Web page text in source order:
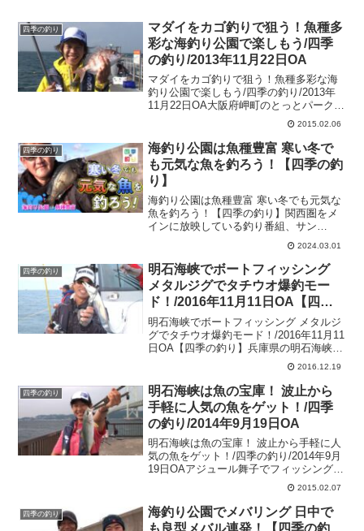
四季の釣り
マダイをカゴ釣りで狙う！魚種多
彩な海釣り公園で楽しもう/四季
の釣り/2013年11月22日OA
マダイをカゴ釣りで狙う！魚種多彩な海
釣り公園で楽しもう/四季の釣り/2013年
11月22日OA大阪府岬町のとっとパーク小
島でフィッシングマックス泉大津店の兵
頭昌彦さんがマダイ­を狙います。カゴ天
秤にマキエを入れてウキのアタリを取る
釣り方。速...
2015.02.06
四季の釣り
海釣り公園は魚種豊富 寒い冬で
も元気な魚を釣ろう！【四季の釣
り】
海釣り公園は魚種豊富 寒い冬でも元気な
魚を釣ろう！【四季の釣り】関西圏をメ
インに放映している釣り番組、サン
TV『四季の釣り』の公式チャンネルから
の紹介です。今回は『海釣り公園は魚種
豊富 寒い冬でも元気な魚を釣ろう！』を
お届けします♪神戸市の...
2024.03.01
四季の釣り
明石海峡でボートフィッシング
メタルジグでタチウオ爆釣モー
ド！/2016年11月11日OA【四季
の釣り】
明石海峡でボートフィッシング メタルジ
グでタチウオ爆釣モード！/2016年11月11
日OA【四季の釣り】兵庫県の明石海峡で
ボートからタチウオを狙う。フィッシン
グアドバイザーはメジャークラフトの広
瀬達樹。午前6時に加古川市の港を出船。
ポイント...
2016.12.19
四季の釣り
明石海峡は魚の宝庫！ 波止から
手軽に人気の魚をゲット！/四季
の釣り/2014年9月19日OA
明石海峡は魚の宝庫！ 波止から手軽に人
気の魚をゲット！/四季の釣り/2014年9月
19日OAアジュール舞子でフィッシングマ
ックス垂水店の池町千尋さんら女子アン
グラーが波止釣­りを堪能します。
2015.02.07
四季の釣り
海釣り公園でメバリング 日中で
も良型メバル連発！【四季の釣